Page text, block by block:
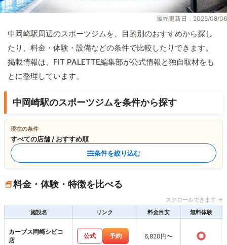
最終更新日：2026/08/06
中岡崎駅周辺のスポーツジムを、目的別のおすすめから探し
たり、料金・体験・設備などの条件で比較したりできます。
掲載情報は、FIT PALETTE編集部が公式情報と独自取材をも
とに整理しています。
中岡崎駅のスポーツジムを条件から探す
現在の条件
すべての店舗 / おすすめ順
条件を絞り込む
料金・体験・特徴を比べる
スクロールできます →
施設名
リンク 料金目安 無料体験
カーブス岡崎シビコ
店
公式 予約 6,820円〜 ○